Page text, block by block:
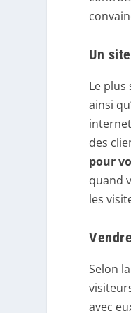
Un
Le
ainsi
des
pour
quand
les
Selon
avec